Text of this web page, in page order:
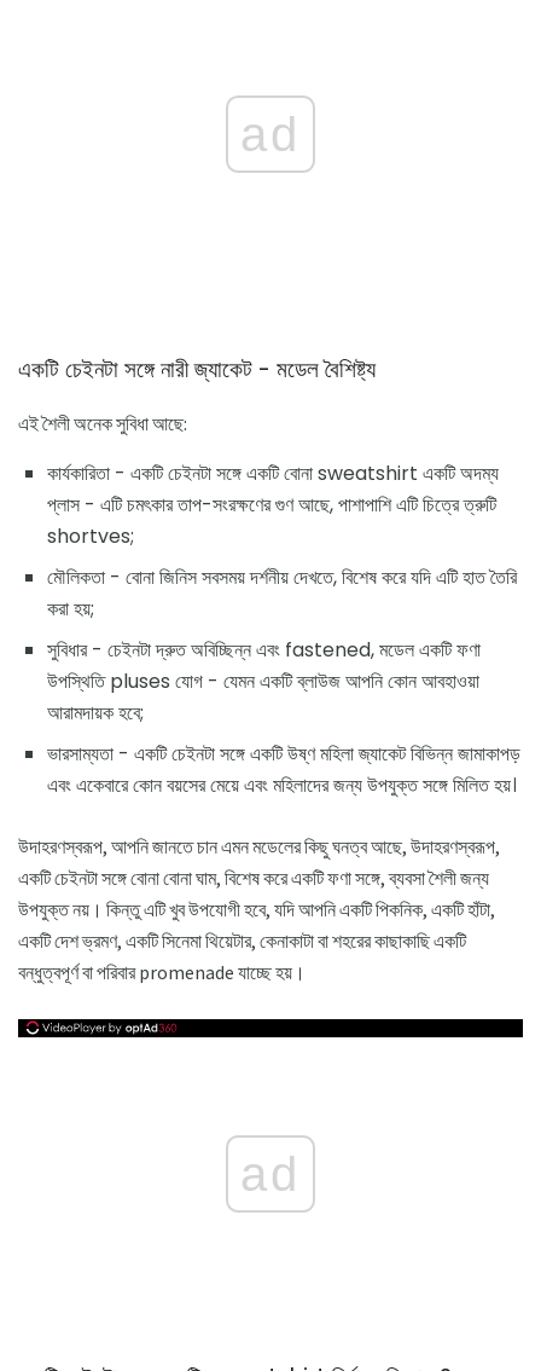
ad
একটি চেইনটা সঙ্গে নারী জ্যাকেট - মডেল বৈশিষ্ট্য
এই শৈলী অনেক সুবিধা আছে:
কার্যকারিতা - একটি চেইনটা সঙ্গে একটি বোনা sweatshirt একটি অদম্য
প্লাস - এটি চমৎকার তাপ-সংরক্ষণের গুণ আছে, পাশাপাশি এটি চিত্রে ত্রুটি
shortves;
মৌলিকতা - বোনা জিনিস সবসময় দর্শনীয় দেখতে, বিশেষ করে যদি এটি হাত তৈরি
করা হয়;
সুবিধার - চেইনটা দ্রুত অবিচ্ছিন্ন এবং fastened, মডেল একটি ফণা
উপস্থিতি pluses যোগ - যেমন একটি ব্লাউজ আপনি কোন আবহাওয়া
আরামদায়ক হবে;
ভারসাম্যতা - একটি চেইনটা সঙ্গে একটি উষ্ণ মহিলা জ্যাকেট বিভিন্ন জামাকাপড়
এবং একেবারে কোন বয়সের মেয়ে এবং মহিলাদের জন্য উপযুক্ত সঙ্গে মিলিত হয়।
উদাহরণস্বরূপ, আপনি জানতে চান এমন মডেলের কিছু ঘনত্ব আছে, উদাহরণস্বরূপ,
একটি চেইনটা সঙ্গে বোনা বোনা ঘাম, বিশেষ করে একটি ফণা সঙ্গে, ব্যবসা শৈলী জন্য
উপযুক্ত নয়। কিন্তু এটি খুব উপযোগী হবে, যদি আপনি একটি পিকনিক, একটি হাঁটা,
একটি দেশ ভ্রমণ, একটি সিনেমা থিয়েটার, কেনাকাটা বা শহরের কাছাকাছি একটি
বন্ধুত্বপূর্ণ বা পরিবার promenade যাচ্ছে হয়।
ad